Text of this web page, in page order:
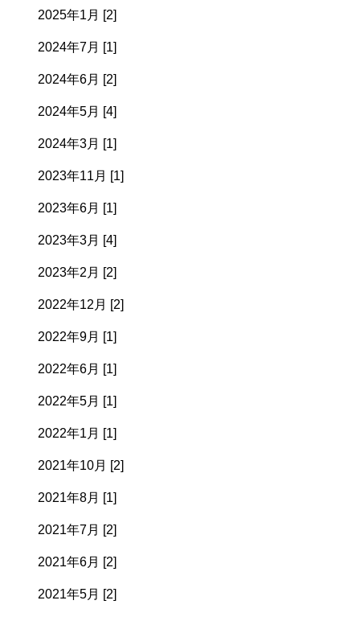
2025年1月 [2]
2024年7月 [1]
2024年6月 [2]
2024年5月 [4]
2024年3月 [1]
2023年11月 [1]
2023年6月 [1]
2023年3月 [4]
2023年2月 [2]
2022年12月 [2]
2022年9月 [1]
2022年6月 [1]
2022年5月 [1]
2022年1月 [1]
2021年10月 [2]
2021年8月 [1]
2021年7月 [2]
2021年6月 [2]
2021年5月 [2]